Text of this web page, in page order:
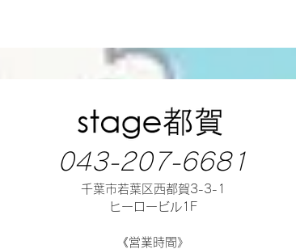
043-207-6681
千葉市若葉区西都賀3-3-1
ヒーロービル1F
《営業時間》